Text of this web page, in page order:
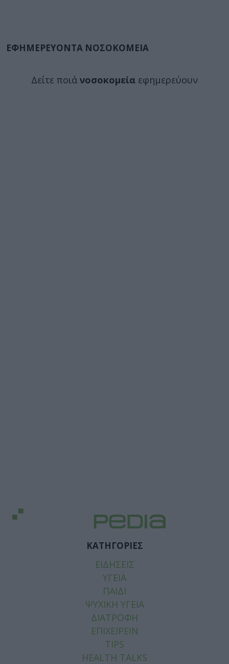
ΕΦΗΜΕΡΕΥΟΝΤΑ ΝΟΣΟΚΟΜΕΙΑ
Δείτε ποιά νοσοκομεία εφημερεύουν
ΚΑΤΗΓΟΡΙΕΣ
ΕΙΔΗΣΕΙΣ
ΥΓΕΙΑ
ΠΑΙΔΙ
ΨΥΧΙΚΗ ΥΓΕΙΑ
ΔΙΑΤΡΟΦΗ
ΕΠΙΧΕΙΡΕΙΝ
TIPS
HEALTH TALKS